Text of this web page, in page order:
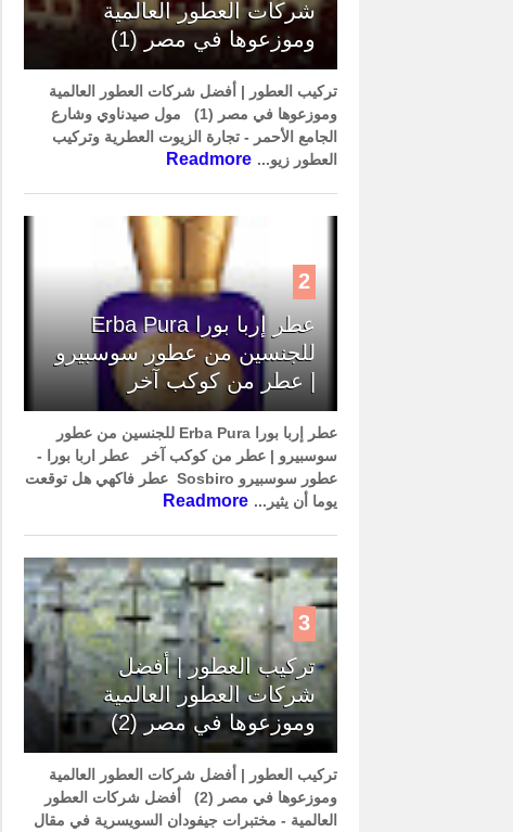
شركات العطور العالمية
وموزعوها في مصر (1)
تركيب العطور | أفضل شركات العطور العالمية
وموزعوها في مصر (1) مول صيدناوي وشارع
الجامع الأحمر - تجارة الزيوت العطرية وتركيب
العطور زيو... Readmore
2
عطر إربا بورا Erba Pura
للجنسين من عطور سوسبيرو
| عطر من كوكب آخر
عطر إربا بورا Erba Pura للجنسين من عطور
سوسبيرو | عطر من كوكب آخر عطر اربا بورا -
عطور سوسبيرو Sosbiro عطر فاكهي هل توقعت
يوما أن يثير... Readmore
3
تركيب العطور | أفضل
شركات العطور العالمية
وموزعوها في مصر (2)
تركيب العطور | أفضل شركات العطور العالمية
وموزعوها في مصر (2) أفضل شركات العطور
العالمية - مختبرات جيفودان السويسرية في مقال